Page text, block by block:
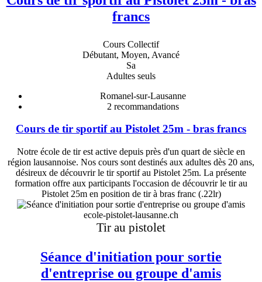
francs
Cours Collectif
Débutant, Moyen, Avancé
Sa
Adultes seuls
Romanel-sur-Lausanne
2 recommandations
Cours de tir sportif au Pistolet 25m - bras francs
Notre école de tir est active depuis près d'un quart de siècle en
région lausannoise. Nos cours sont destinés aux adultes dès 20 ans,
désireux de découvrir le tir sportif au Pistolet 25m. La présente
formation offre aux participants l'occasion de découvrir le tir au
Pistolet 25m en position de tir à bras franc (.22lr)
ecole-pistolet-lausanne.ch
Tir au pistolet
Séance d'initiation pour sortie
d'entreprise ou groupe d'amis